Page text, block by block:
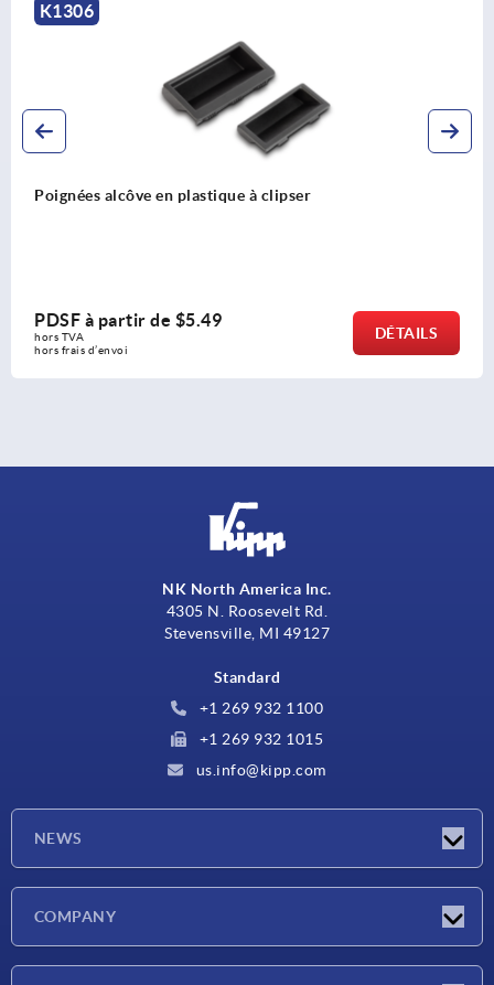
Poignées alcôve en acier inoxydable,
PDSF à partir de
hors frais d’envoi
NK North America Inc.
4305 N. Roosevelt Rd.
Stevensville, MI 49127
Standard
+1 269 932 1100
+1 269 932 1015
us.info@kipp.com
NEWS
COMPANY